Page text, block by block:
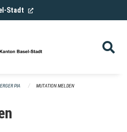
Stadt (External Link)
PIA MUTATION MELDEN